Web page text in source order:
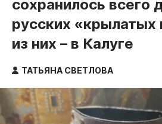
Народные новости
Авто и транспорт
Благоустройство
Криминал
Недвижимость и ЖКХ
Образование
сохранилось всего
русских «крылатых
из них – в Калуге
ТАТЬЯНА СВЕТЛОВА